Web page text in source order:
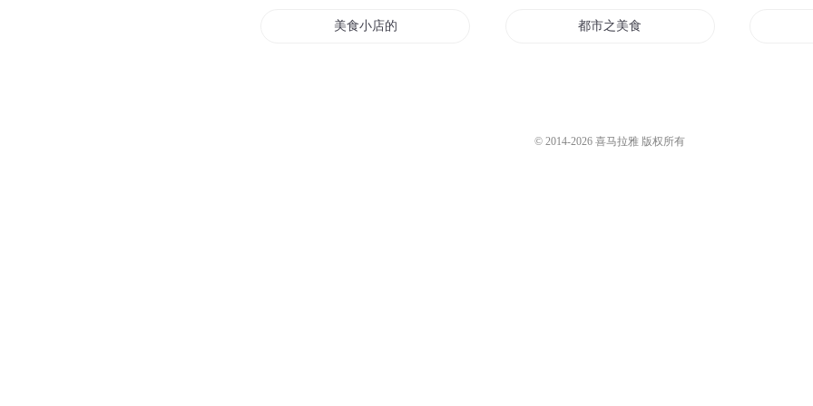
美食小店的厨神 都市之美食商店
© 2014-2026 喜马拉雅 版权所有